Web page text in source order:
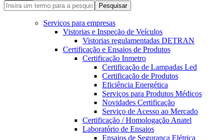
Pesquisar
Serviços para empresas
Vistorias e Inspeção de Veículos
Vistorias regulamentadas DETRAN
Certificação e Ensaios de Produtos
Certificação Inmetro
Certificação de Lampadas Led
Certificação de Produtos
Eficiência Energética
Serviços para Produtos Médicos
Novidades Certificação
Serviço de Acesso ao Mercado
Certificação / Homologação Anatel
Laboratório de Ensaios
Ensaios de Segurança Elétrica